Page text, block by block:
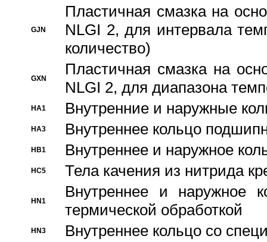
GJN
Пластичная смазка на
NLGI 2, для интервала
количество)
GXN
Пластичная смазка на
NLGI 2, для диапазона
HA1 Внутренние и наружные
HA3 Bнутреннее кольцо
HB1 Bнутреннее и наружное
HC5 Тела качения из нитрида
HN1
Bнутреннее и наружное
термической обработкой
HN3 Внутреннее кольцо со